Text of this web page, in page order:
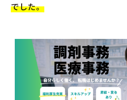
でした。